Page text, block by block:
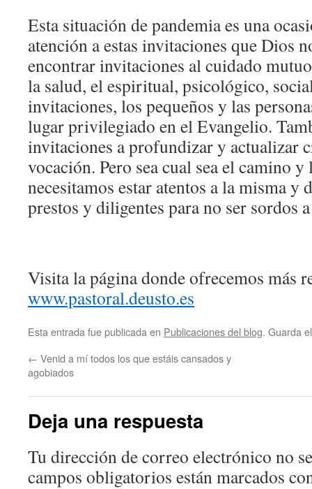
Esta situación de pandemia es una
atención a estas invitaciones que Dios
encontrar invitaciones al cuidado
la salud, el espiritual, psicológico,
invitaciones, los pequeños y las
lugar privilegiado en el Evangelio.
invitaciones a profundizar y actualizar
vocación. Pero sea cual sea el camino
necesitamos estar atentos a la misma y
prestos y diligentes para no ser sordos
Visita la página donde ofrecemos más
www.pastoral.deusto.es
Esta entrada fue publicada en Publicaciones del blog. Guarda
← Venid a mí todos los que estáis cansados y
agobiados
Deja una respuesta
Tu dirección de correo electrónico no
campos obligatorios están marcados